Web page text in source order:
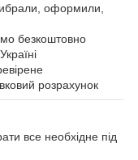
оформили,
безкоштовно
розрахунок
все необхідне під